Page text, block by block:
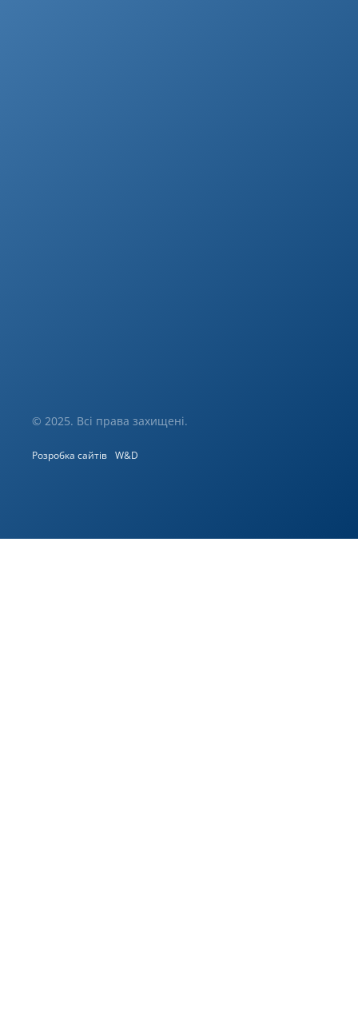
© 2025. Всі права захищені.
Розробка сайтів W&D